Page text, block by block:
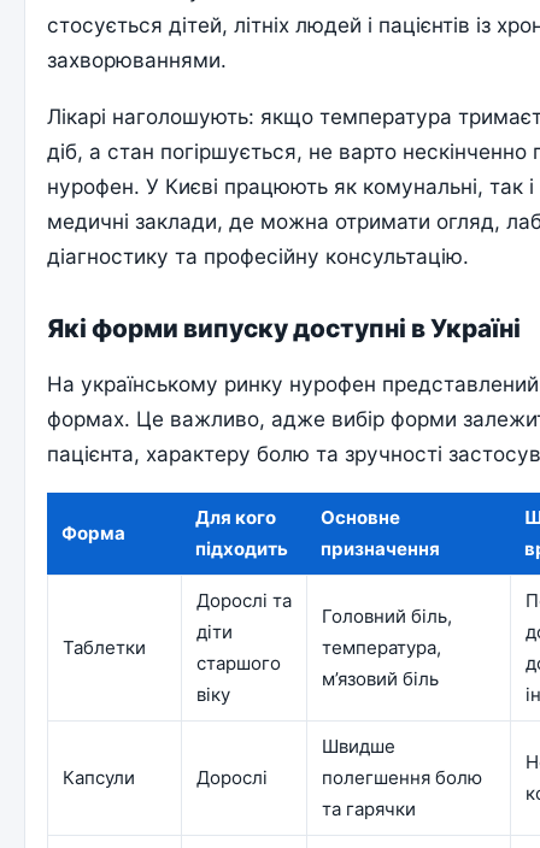
стосується дітей, літніх людей і пацієнтів із
захворюваннями.
Лікарі наголошують: якщо температура
діб, а стан погіршується, не варто нескінченно
нурофен. У Києві працюють як комунальні, так і
медичні заклади, де можна отримати огляд,
діагностику та професійну консультацію.
Які форми випуску доступні в Україні
На українському ринку нурофен представлений
формах. Це важливо, адже вибір форми
пацієнта, характеру болю та зручності
Форма
Для кого
підходить
Основне
призначення
Таблетки
Дорослі та
діти
старшого
віку
Головний біль,
температура,
м’язовий біль
Капсули Дорослі
Швидше
полегшення болю
та гарячки